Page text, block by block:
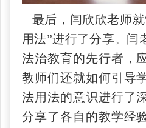
最后，闫欣欣老师
用法”进行了分享。闫
法治教育的先行者，
教师们还就如何引导
法用法的意识进行了
分享了各自的教学经